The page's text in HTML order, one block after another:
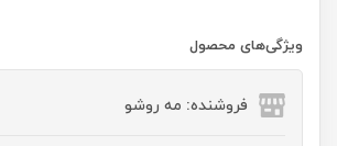
ویژگی‌های محصول
فروشنده: مه رو‌شو